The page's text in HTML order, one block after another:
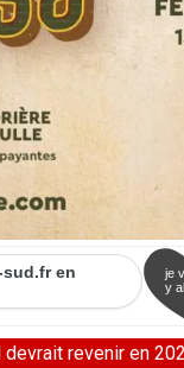
en
je
y
revenir en